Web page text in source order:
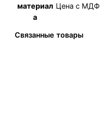
материал
а
Цена с МДФ
Связанные товары